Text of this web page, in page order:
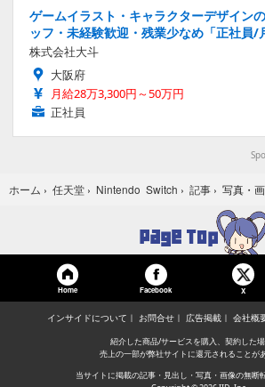
ゲームイラスト・キャラクターデザイン
ッフ・未経験歓迎・残業少なめ「正社員/
株式会社大斗
大阪府
月給28万3,300円～50万円
正社員
ホーム › 任天堂 › Nintendo Switch › 記事 › 写真・
Home Facebook X
インサイドについて お問合せ 広告掲載 会社概
紹介した商品/サービスを購入、契約した場
売上の一部が弊社サイトに還元されることがあ
当サイトに掲載の記事・見出し・写真・画像の無断